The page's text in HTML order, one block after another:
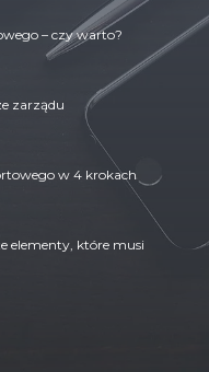
– czy warto?
zarządu
w 4 krokach
elementy, które musi